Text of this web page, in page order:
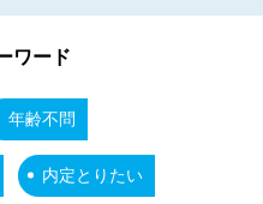
ワード
年齢不問
内定とりたい